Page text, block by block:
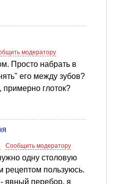
модератору
Просто набрать в
его между зубов?
примерно глоток?
Сообщить модератору
одну столовую
рецептом пользуюсь.
явный перебор, я